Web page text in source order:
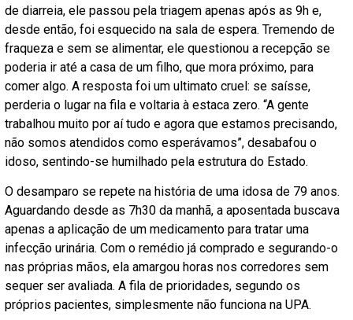
de diarreia, ele passou pela triagem apenas após as 9h e,
desde então, foi esquecido na sala de espera. Tremendo de
fraqueza e sem se alimentar, ele questionou a recepção se
poderia ir até a casa de um filho, que mora próximo, para
comer algo. A resposta foi um ultimato cruel: se saísse,
perderia o lugar na fila e voltaria à estaca zero. “A gente
trabalhou muito por aí tudo e agora que estamos precisando,
não somos atendidos como esperávamos”, desabafou o
idoso, sentindo-se humilhado pela estrutura do Estado.
O desamparo se repete na história de uma idosa de 79 anos.
Aguardando desde as 7h30 da manhã, a aposentada buscava
apenas a aplicação de um medicamento para tratar uma
infecção urinária. Com o remédio já comprado e segurando-o
nas próprias mãos, ela amargou horas nos corredores sem
sequer ser avaliada. A fila de prioridades, segundo os
próprios pacientes, simplesmente não funciona na UPA.